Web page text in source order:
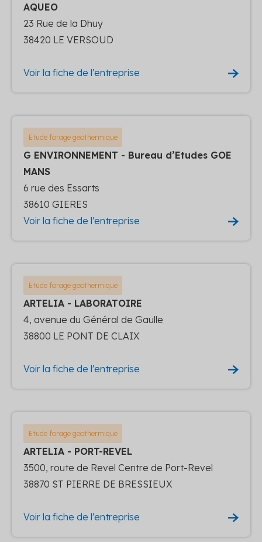
AQUEO
23 Rue de la Dhuy
38420 LE VERSOUD
Voir la fiche de l'entreprise
Etude forage geothermique
G ENVIRONNEMENT - Bureau d’Etudes GOE
MANS
6 rue des Essarts
38610 GIERES
Voir la fiche de l'entreprise
Etude forage geothermique
ARTELIA - LABORATOIRE
4, avenue du Général de Gaulle
38800 LE PONT DE CLAIX
Voir la fiche de l'entreprise
Etude forage geothermique
ARTELIA - PORT-REVEL
3500, route de Revel Centre de Port-Revel
38870 ST PIERRE DE BRESSIEUX
Voir la fiche de l'entreprise